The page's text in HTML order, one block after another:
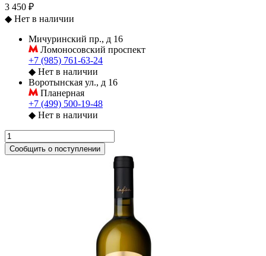
3 450 ₽
◆ Нет в наличии
Мичуринский пр., д 16
Ломоносовский проспект
+7 (985) 761-63-24
◆ Нет в наличии
Воротынская ул., д 16
Планерная
+7 (499) 500-19-48
◆ Нет в наличии
Сообщить о поступлении